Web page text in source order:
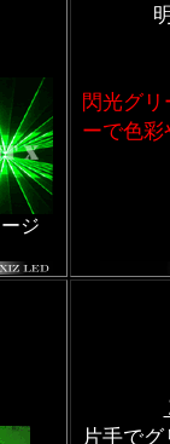
ジ
閃光グ
ーで色
片手で